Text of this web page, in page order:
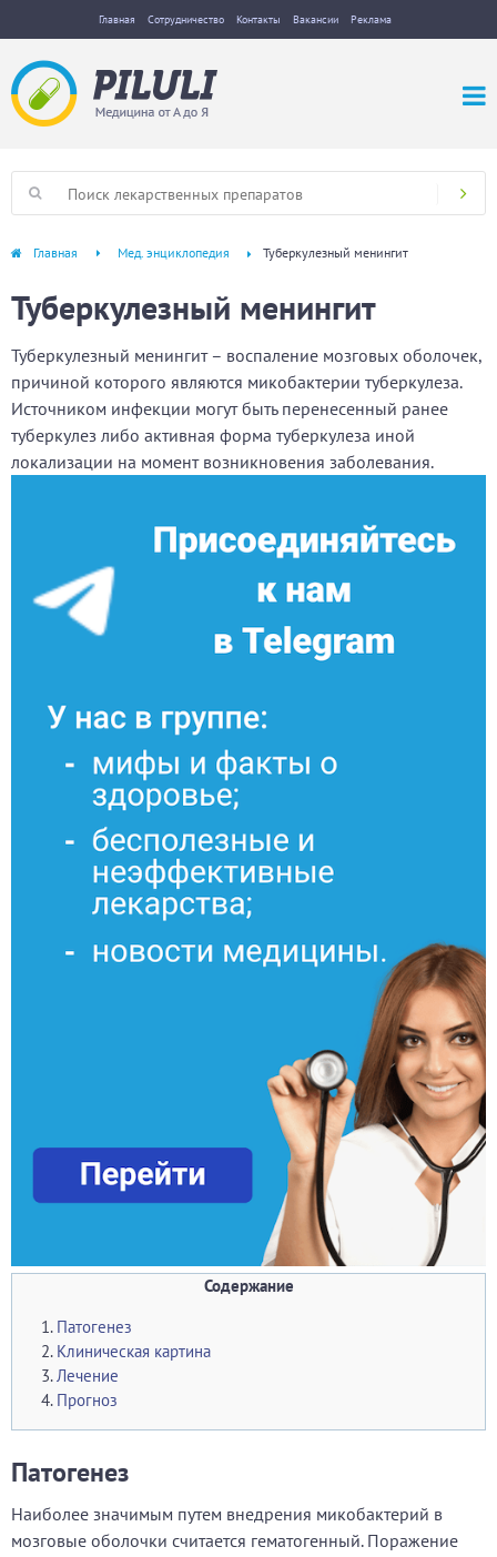
Главная Сотрудничество Контакты Вакансии Реклама
Главная Мед. энциклопедия Туберкулезный менингит
Туберкулезный менингит
Туберкулезный менингит – воспаление мозговых оболочек,
причиной которого являются микобактерии туберкулеза.
Источником инфекции могут быть перенесенный ранее
туберкулез либо активная форма туберкулеза иной
локализации на момент возникновения заболевания.
Содержание
Патогенез
Клиническая картина
Лечение
Прогноз
Патогенез
Наиболее значимым путем внедрения микобактерий в
мозговые оболочки считается гематогенный. Поражение